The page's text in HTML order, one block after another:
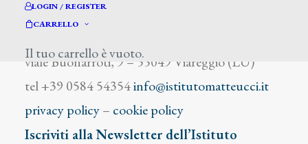
LOGIN / REGISTER
CARRELLO
Il tuo carrello è vuoto.
viale Buonarroti, 9 – 55049 Viareggio (LU)
tel +39 0584 54354info@istitutomatteucci.it
privacy policy– cookie policy
Iscriviti alla Newsletter dell’Istituto